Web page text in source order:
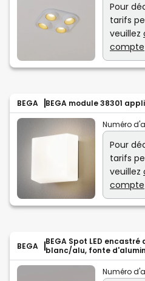
Pour
tarifs
veuillez
compte
BEGA BEGA module 38301
Numéro
Pour
tarifs
veuillez
compte
BEGA
BEGA Spot LED
blanc/alu, fonte
Numéro